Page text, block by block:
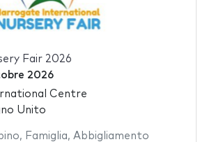
Fair 2026
2026
Centre
Unito
, Famiglia, Abbigliamento